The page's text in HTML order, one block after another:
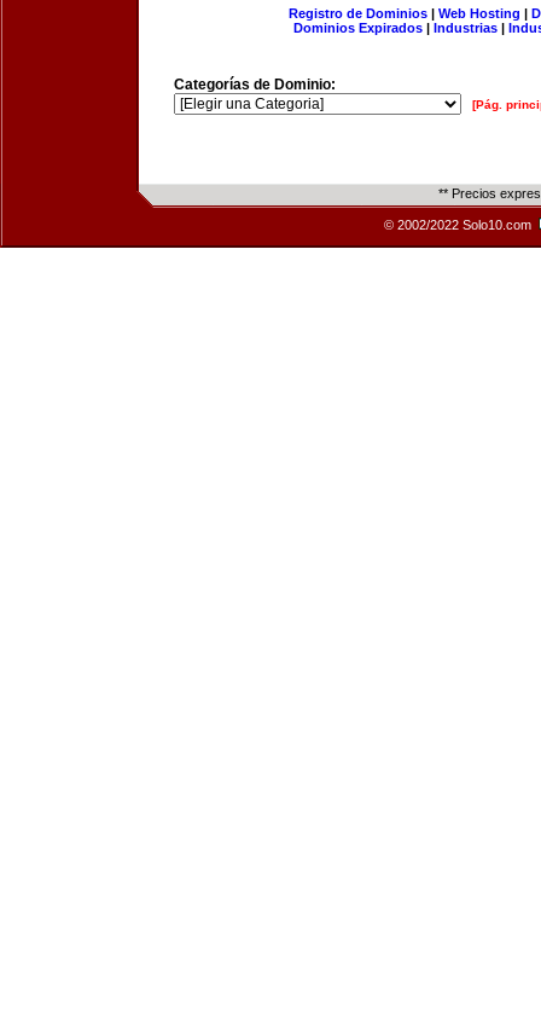
Registro de Dominios| Web Hosting |
Dominios Expirados | Industrias |
Categorías de Dominio:
[Pág.
** Precios
© 2002/2022 Solo10.com